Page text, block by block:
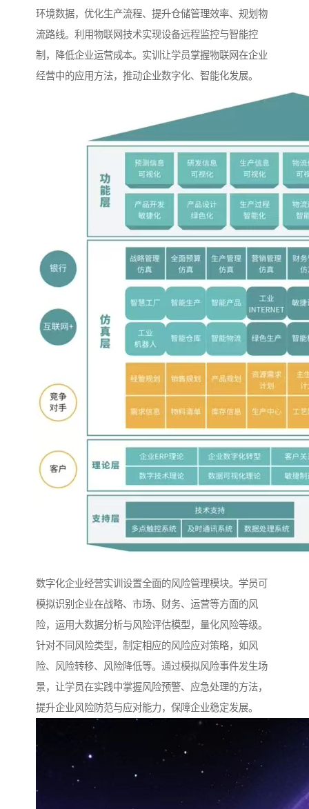
环境数据，优化生产流程、提升仓储管理效率、规划物
流路线。利用物联网技术实现设备远程监控与智能控
制，降低企业运营成本。实训让学员掌握物联网在企业
经营中的应用方法，推动企业数字化、智能化发展。​
数字化企业经营实训设置全面的风险管理模块。学员可
模拟识别企业在战略、市场、财务、运营等方面的风
险，运用大数据分析与风险评估模型，量化风险等级。
针对不同风险类型，制定相应的风险应对策略，如风
险、风险转移、风险降低等。通过模拟风险事件发生场
景，让学员在实践中掌握风险预警、应急处理的方法，
提升企业风险防范与应对能力，保障企业稳定发展。​